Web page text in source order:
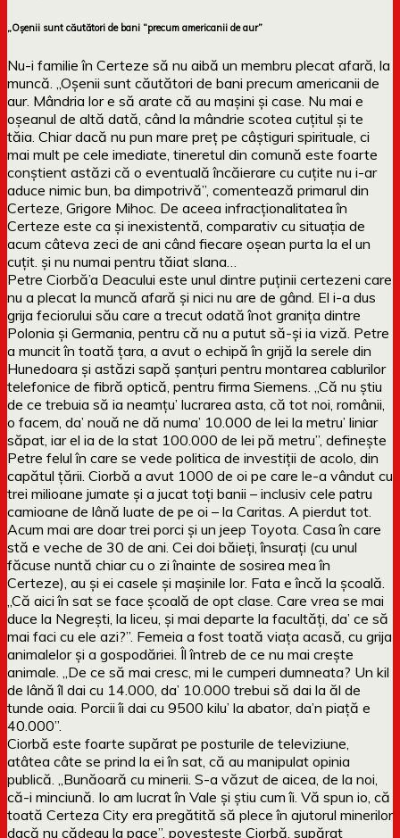
„Oșenii sunt căutători de bani “precum americanii de aur”
Nu-i familie în Certeze să nu aibă un membru plecat afară, la
muncă. „Oșenii sunt căutători de bani precum americanii de
aur. Mândria lor e să arate că au mașini și case. Nu mai e
oșeanul de altă dată, când la mândrie scotea cuțitul și te
tăia. Chiar dacă nu pun mare preț pe câștiguri spirituale, ci
mai mult pe cele imediate, tineretul din comună este foarte
conștient astăzi că o eventuală încăierare cu cuțite nu i-ar
aduce nimic bun, ba dimpotrivă”, comentează primarul din
Certeze, Grigore Mihoc. De aceea infracționalitatea în
Certeze este ca și inexistentă, comparativ cu situația de
acum câteva zeci de ani când fiecare oșean purta la el un
cuțit. și nu numai pentru tăiat slana…
Petre Ciorbă’a Deacului este unul dintre puținii certezeni care
nu a plecat la muncă afară și nici nu are de gând. El i-a dus
grija feciorului său care a trecut odată înot granița dintre
Polonia și Germania, pentru că nu a putut să-și ia viză. Petre
a muncit în toată țara, a avut o echipă în grijă la serele din
Hunedoara și astăzi sapă șanțuri pentru montarea cablurilor
telefonice de fibră optică, pentru firma Siemens. „Că nu știu
de ce trebuia să ia neamțu’ lucrarea asta, că tot noi, românii,
o facem, da’ nouă ne dă numa’ 10.000 de lei la metru’ liniar
săpat, iar el ia de la stat 100.000 de lei pă metru”, definește
Petre felul în care se vede politica de investiții de acolo, din
capătul țării. Ciorbă a avut 1000 de oi pe care le-a vândut cu
trei milioane jumate și a jucat toți banii – inclusiv cele patru
camioane de lână luate de pe oi – la Caritas. A pierdut tot.
Acum mai are doar trei porci și un jeep Toyota. Casa în care
stă e veche de 30 de ani. Cei doi băieți, însurați (cu unul
făcuse nuntă chiar cu o zi înainte de sosirea mea în
Certeze), au și ei casele și mașinile lor. Fata e încă la școală.
„Că aici în sat se face școală de opt clase. Care vrea se mai
duce la Negrești, la liceu, și mai departe la facultăți, da’ ce să
mai faci cu ele azi?”. Femeia a fost toată viața acasă, cu grija
animalelor și a gospodăriei. Îl întreb de ce nu mai crește
animale. „De ce să mai cresc, mi le cumperi dumneata? Un kil
de lână îl dai cu 14.000, da’ 10.000 trebui să dai la ăl de
tunde oaia. Porcii îi dai cu 9500 kilu’ la abator, da’n piață e
40.000”.
Ciorbă este foarte supărat pe posturile de televiziune,
atâtea câte se prind la ei în sat, că au manipulat opinia
publică. „Bunăoară cu minerii. S-a văzut de aicea, de la noi,
că-i minciună. Io am lucrat în Vale și știu cum îi. Vă spun io, că
toată Certeza City era pregătită să plece în ajutorul minerilor
dacă nu cădeau la pace”, povestește Ciorbă, supărat